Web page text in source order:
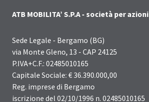
ATB MOBILITA’ S.P.A - società per azioni
Sede Legale - Bergamo (BG)
via Monte Gleno, 13 - CAP 24125
P.IVA+C.F.: 02485010165
Capitale Sociale: € 36.390.000,00
Reg. imprese di Bergamo
iscrizione del 02/10/1996 n. 02485010165